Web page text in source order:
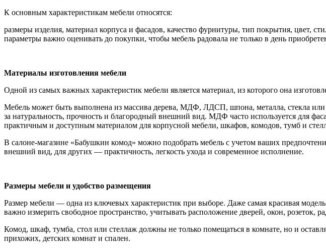
К основным характеристикам мебели относятся:
размеры изделия, материал корпуса и фасадов, качество фурнитуры, тип покрытия, цвет,
параметры важно оценивать до покупки, чтобы мебель радовала не только в день
Материалы изготовления мебели
Одной из самых важных характеристик мебели является материал, из которого она
Мебель может быть выполнена из массива дерева, МДФ, ЛДСП, шпона, металла, стекла
за натуральность, прочность и благородный внешний вид. МДФ часто используется для
практичным и доступным материалом для корпусной мебели, шкафов, комодов, тумб и
В салоне-магазине «Бабушкин комод» можно подобрать мебель с учетом ваших
внешний вид, для других — практичность, легкость ухода и современное исполнение.
Размеры мебели и удобство размещения
Размер мебели — одна из ключевых характеристик при выборе. Даже самая красивая
важно измерить свободное пространство, учитывать расположение дверей, окон, розеток,
Комод, шкаф, тумба, стол или стеллаж должны не только помещаться в комнате, но и
прихожих, детских комнат и спален.